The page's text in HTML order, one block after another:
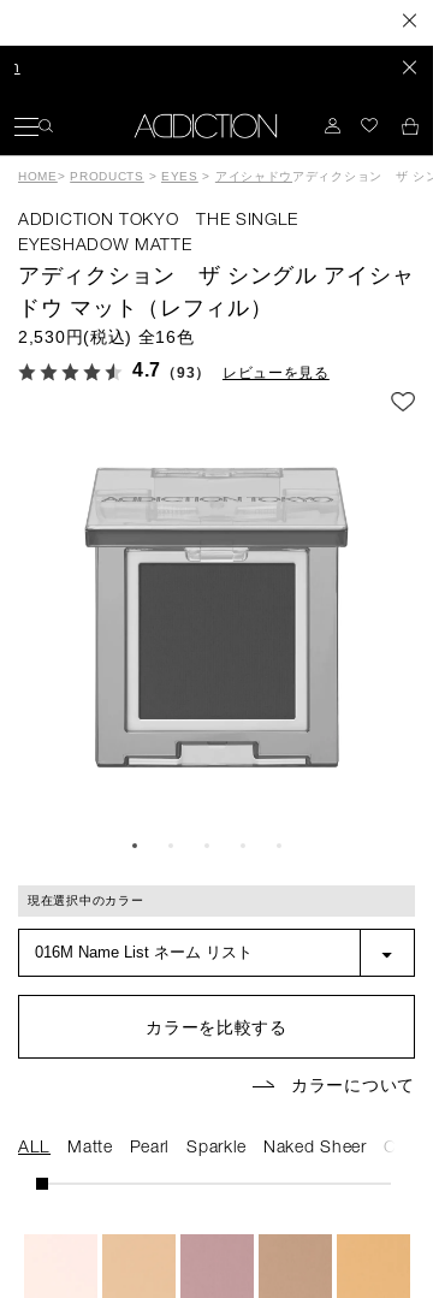
長年構想
発色やセ
HOME> PRODUCTS > EYES > アイシャドウ アディクション ザ シ
ADDICTION TOKYO THE SINGLE
EYESHADOW MATTE
アディクション ザ シングル アイシャ
ドウ マット（レフィル）
2,530円(税込) 全16色
4.7 （93） レビューを見る
現在選択中のカラー
カラーを比較する
カラーについて
ALL Matte Pearl Sparkle Naked Sheer Cream